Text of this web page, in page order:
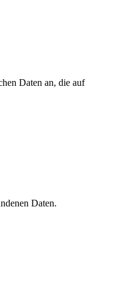
Daten an, die auf
Daten.